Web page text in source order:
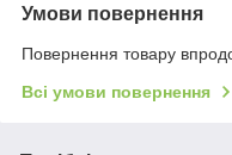
Умови повернення
Повернення товару
Всі умови повернення